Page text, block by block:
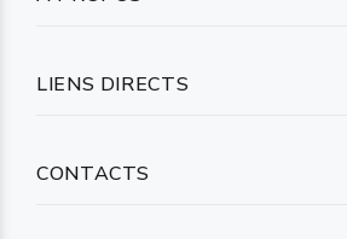
LIENS DIRECTS
CONTACTS